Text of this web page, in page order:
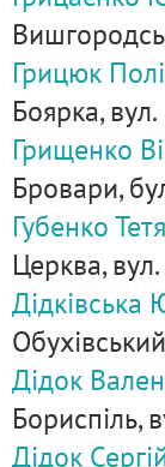
Грицюк
Боярка,
Грищенко
Бровари,
Губенко
Церква,
Дідківська
Дідок
Бориспіль,
Дідок